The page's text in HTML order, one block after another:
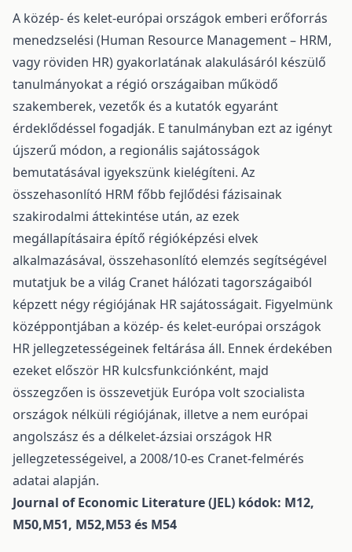
A közép- és kelet-európai országok emberi erőforrás
menedzselési (Human Resource Management – HRM,
vagy röviden HR) gyakorlatának alakulásáról készülő
tanulmányokat a régió országaiban működő
szakemberek, vezetők és a kutatók egyaránt
érdeklődéssel fogadják. E tanulmányban ezt az igényt
újszerű módon, a regionális sajátosságok
bemutatásával igyekszünk kielégíteni. Az
összehasonlító HRM főbb fejlődési fázisainak
szakirodalmi áttekintése után, az ezek
megállapításaira építő régióképzési elvek
alkalmazásával, összehasonlító elemzés segítségével
mutatjuk be a világ Cranet hálózati tagországaiból
képzett négy régiójának HR sajátosságait. Figyelmünk
középpontjában a közép- és kelet-európai országok
HR jellegzetességeinek feltárása áll. Ennek érdekében
ezeket először HR kulcsfunkciónként, majd
összegzően is összevetjük Európa volt szocialista
országok nélküli régiójának, illetve a nem európai
angolszász és a délkelet-ázsiai országok HR
jellegzetességeivel, a 2008/10-es Cranet-felmérés
adatai alapján.
Journal of Economic Literature (JEL) kódok: M12,
M50,M51, M52,M53 és M54